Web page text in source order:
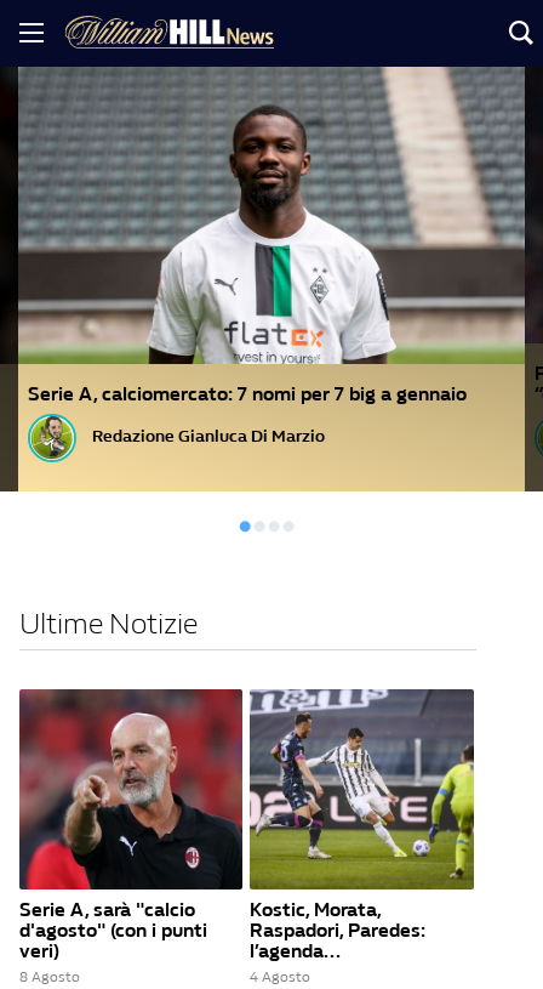
Serie A, calciomercato: 7 nomi per 7 big a gennaio
Redazione Gianluca Di Marzio
Ultime Notizie
Serie A, sarà "calcio
d'agosto" (con i punti
veri)
8 Agosto
Kostic, Morata,
Raspadori, Paredes:
l’agenda...
4 Agosto